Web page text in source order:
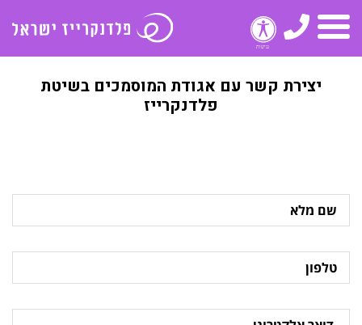
תפריט
טלפון
יצירת קשר עם אגודת המוסמכים בשיטת
פלדנקרייז
מלא
טלפון